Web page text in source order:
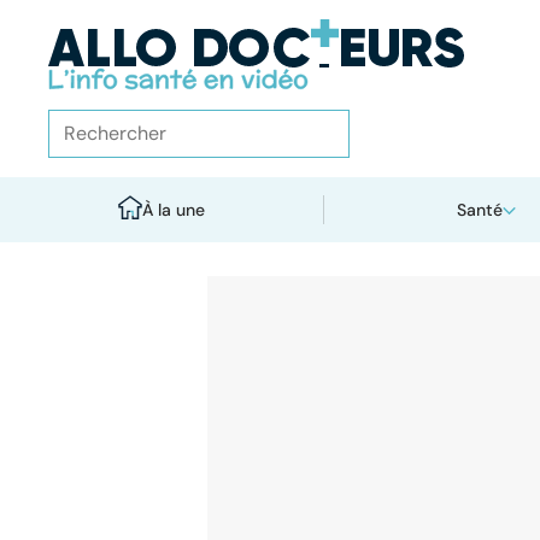
À la une Santé